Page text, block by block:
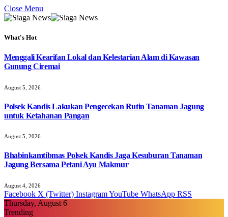
Close Menu
What's Hot
Menggali Kearifan Lokal dan Kelestarian Alam di Kawasan
Gunung Ciremai
August 5, 2026
Polsek Kandis Lakukan Pengecekan Rutin Tanaman Jagung
untuk Ketahanan Pangan
August 5, 2026
Bhabinkamtibmas Polsek Kandis Jaga Kesuburan Tanaman
Jagung Bersama Petani Ayu Makmur
August 4, 2026
Facebook X (Twitter) InstagramYouTube WhatsApp RSS
Thursday, August 6
Trending